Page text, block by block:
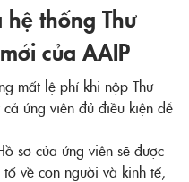
thống Thư
của AAIP
mất lệ phí khi nộp Thư
ứng viên đủ điều kiện dễ
sơ của ứng viên sẽ được
về con người và kinh tế,